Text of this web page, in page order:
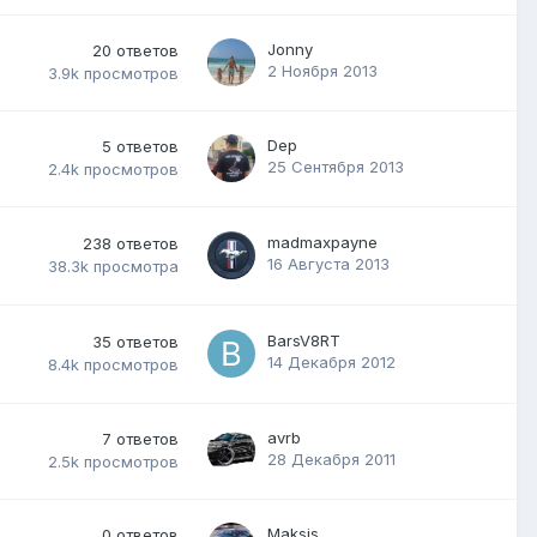
20 ответов
3.9k просмотров
Jonny
2 Ноября 2013
5 ответов
2.4k просмотров
Dep
25 Сентября 2013
238 ответов
38.3k просмотра
madmaxpayne
16 Августа 2013
35 ответов
8.4k просмотров
BarsV8RT
14 Декабря 2012
7 ответов
2.5k просмотров
avrb
28 Декабря 2011
Maksis